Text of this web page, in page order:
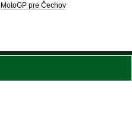
MotoGP pre Čechov